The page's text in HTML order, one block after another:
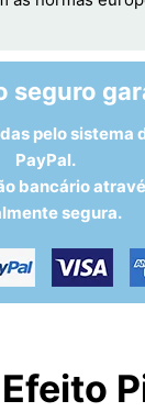
seguro
pelo sistema
PayPal.
bancário
segura.